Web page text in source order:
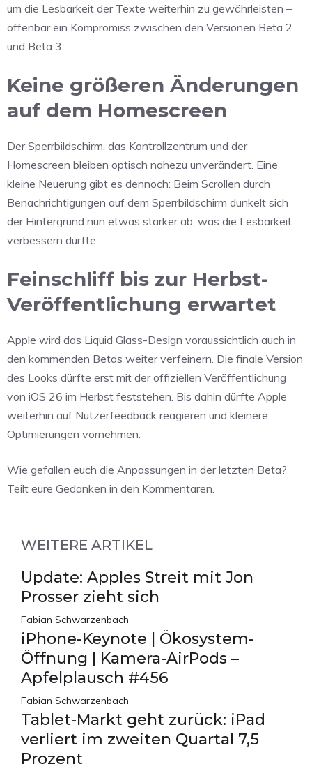
um die Lesbarkeit der Texte weiterhin zu gewährleisten –
offenbar ein Kompromiss zwischen den Versionen Beta 2
und Beta 3.
Keine größeren Änderungen
auf dem Homescreen
Der Sperrbildschirm, das Kontrollzentrum und der
Homescreen bleiben optisch nahezu unverändert. Eine
kleine Neuerung gibt es dennoch: Beim Scrollen durch
Benachrichtigungen auf dem Sperrbildschirm dunkelt sich
der Hintergrund nun etwas stärker ab, was die Lesbarkeit
verbessern dürfte.
Feinschliff bis zur Herbst-
Veröffentlichung erwartet
Apple wird das Liquid Glass-Design voraussichtlich auch in
den kommenden Betas weiter verfeinern. Die finale Version
des Looks dürfte erst mit der offiziellen Veröffentlichung
von iOS 26 im Herbst feststehen. Bis dahin dürfte Apple
weiterhin auf Nutzerfeedback reagieren und kleinere
Optimierungen vornehmen.
Wie gefallen euch die Anpassungen in der letzten Beta?
Teilt eure Gedanken in den Kommentaren.
WEITERE ARTIKEL
Update: Apples Streit mit Jon
Prosser zieht sich
Fabian Schwarzenbach
iPhone-Keynote | Ökosystem-
Öffnung | Kamera-AirPods –
Apfelplausch #456
Fabian Schwarzenbach
Tablet-Markt geht zurück: iPad
verliert im zweiten Quartal 7,5
Prozent